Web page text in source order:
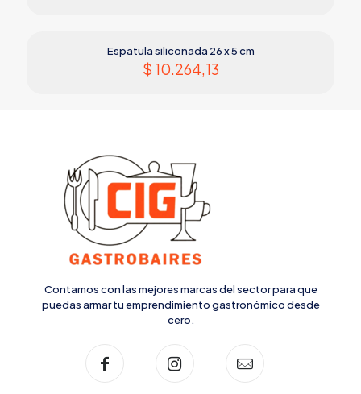
Espatula siliconada 26 x 5 cm
$ 10.264,13
Contamos con las mejores marcas del sector para que
puedas armar tu emprendimiento gastronómico desde
cero.